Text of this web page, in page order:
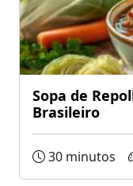
Sopa de
Brasileiro
30 minutos